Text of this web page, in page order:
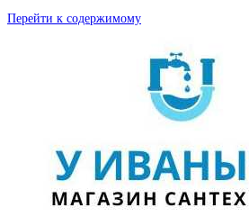
Перейти к содержимому